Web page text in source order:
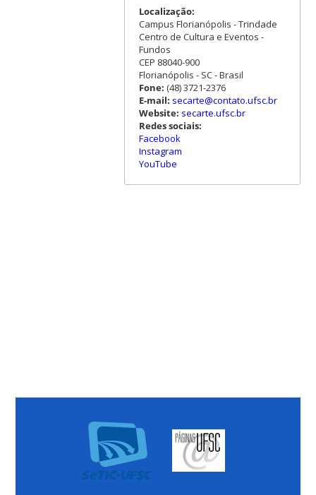
Localização:
Campus Florianópolis - Trindade
Centro de Cultura e Eventos -
Fundos
CEP 88040-900
Florianópolis - SC - Brasil
Fone: (48) 3721-2376
E-mail: secarte@contato.ufsc.br
Website: secarte.ufsc.br
Redes sociais:
Facebook
Instagram
YouTube